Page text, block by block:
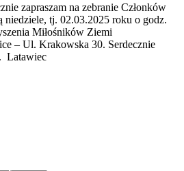
zapraszam na zebranie Członków
tj. 02.03.2025 roku o godz.
Miłośników Ziemi
– Ul. Krakowska 30. Serdecznie
Latawiec